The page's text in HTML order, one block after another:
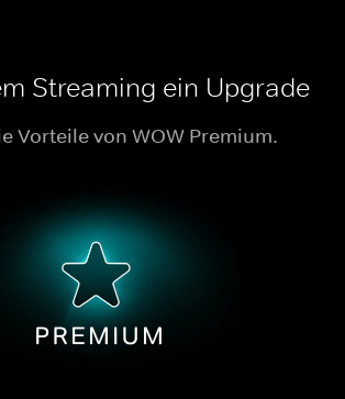
Streaming ein Upgrade
Vorteile von WOW Premium.